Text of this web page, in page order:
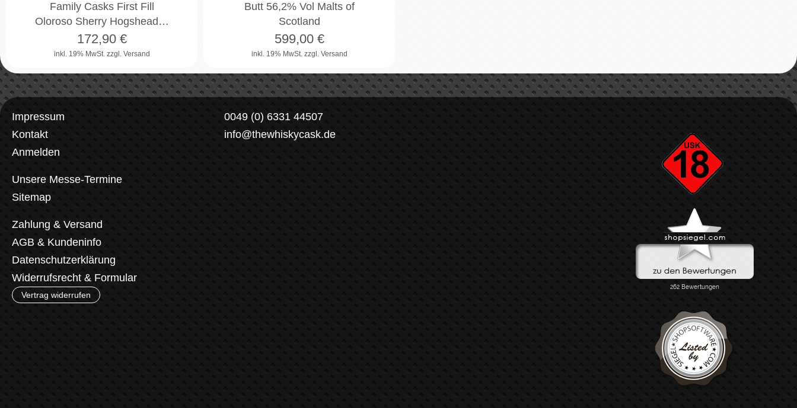
Family Casks First Fill
Oloroso Sherry Hogshead…
inkl. 19% MwSt. zzgl. Versand
172,90€
Butt 56,2% Vol Malts of
Scotland
inkl. 19% MwSt. zzgl. Versand
599,00€
Impressum
Kontakt
Anmelden
Unsere Messe-Termine
Sitemap
Zahlung & Versand
AGB & Kundeninfo
Datenschutzerklärung
Widerrufsrecht & Formular
Vertrag widerrufen
0049 (0) 6331 44507
info@thewhiskycask.de